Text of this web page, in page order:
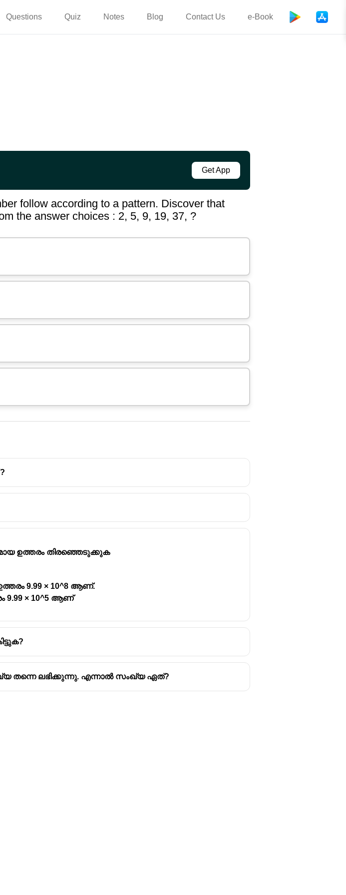
Questions Quiz Notes Blog Contact Us e-Book
Get App
follow according to a pattern. Discover that
the answer choices : 2, 5, 9, 19, 37, ?
ഉത്തരം തിരഞ്ഞെടുക്കുക
9.99 × 10^8 ആണ്.
9.99 × 10^5 ആണ്
തന്നെ ലഭിക്കുന്നു. എന്നാൽ സംഖ്യ ഏത്?